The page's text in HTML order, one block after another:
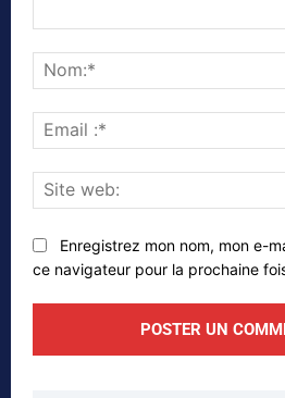
Enregistrez mon nom, mon e-
ce navigateur pour la prochaine